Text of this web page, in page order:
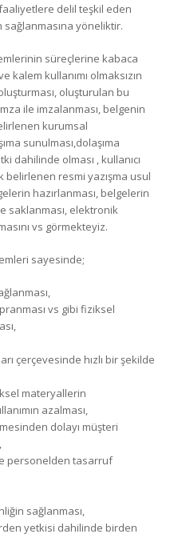
delil teşkil eden
yöneliktir.
süreçlerine kabaca
kalem kullanımı olmaksızın
oluşturulan bu
ile imzalanması, belgenin
kurumsal
sunulması,dolaşıma
dahilinde olması , kullanıcı
belirlenen resmi yazışma usul
hazırlanması, belgelerin
saklanması, elektronik
vs görmekteyiz.
sayesinde;
vs gibi fiziksel
çerçevesinde hızlı bir şekilde
materyallerin
azalması,
dolayı müşteri
personelden tasarruf
sağlanması,
yetkisi dahilinde birden